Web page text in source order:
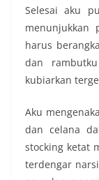
Selesai aku
menunjukkan
harus
dan
kubiarkan
Aku
dan celana
stocking ketat
terdengar